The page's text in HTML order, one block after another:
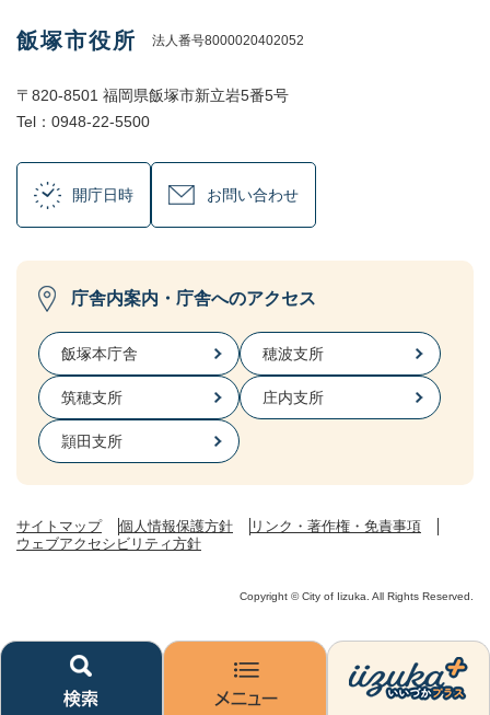
飯塚市役所 法人番号8000020402052
〒820-8501 福岡県飯塚市新立岩5番5号
Tel：0948-22-5500
開庁日時 お問い合わせ
庁舎内案内・庁舎へのアクセス
飯塚本庁舎 穂波支所
筑穂支所 庄内支所
頴田支所
サイトマップ 個人情報保護方針
リンク・著作権・免責事項
ウェブアクセシビリティ方針
Copyright © City of Iizuka. All Rights Reserved.